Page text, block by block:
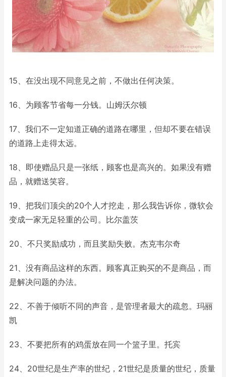
15、在没出现不同意见之前，不做出任何决策。
16、为顾客节省每一分钱。山姆沃尔顿
17、我们不一定知道正确的道路在哪里，但却不要在错误
的道路上走得太远。
18、即使赠品只是一张纸，顾客也是高兴的。如果没有赠
品，就赠送笑容。
19、把我们顶尖的20个人才挖走，那么我告诉你，微软会
变成一家无足轻重的公司。比尔盖茨
20、不只奖励成功，而且奖励失败。杰克韦尔奇
21、没有商品这样的东西。顾客真正购买的不是商品，而
是解决问题的办法。
22、不善于倾听不同的声音，是管理者最大的疏忽。玛丽
凯
23、不要把所有的鸡蛋放在同一个篮子里。托宾
24、20世纪是生产率的世纪，21世纪是质量的世纪，质量